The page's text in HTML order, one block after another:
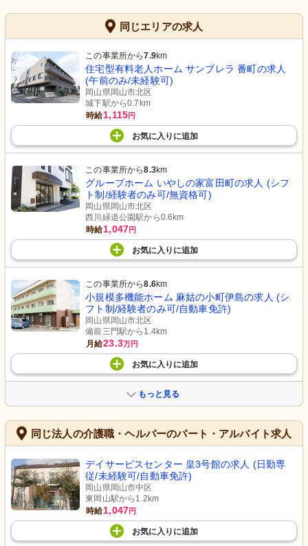
同じエリアの求人
この事業所から7.9km
住宅型有料老人ホーム サンブレラ 番町の求人
(午前のみ/未経験可)
岡山県岡山市北区
城下駅から0.7km
時給1,115円
お気に入り に追加
この事業所から8.3km
グループホーム いやしの家富田町の求人 (シフ
ト制/経験者のみ可/無資格可)
岡山県岡山市北区
西川緑道公園駅から0.6km
時給1,047円
お気に入り に追加
この事業所から8.6km
小規模多機能ホーム 麻姑の小町伊島の求人 (シ
フト制/経験者のみ可/自動車免許)
岡山県岡山市北区
備前三門駅から1.4km
月給23.3万円
お気に入り に追加
もっと見る
同じ法人の介護職・ヘルパーのパート・アルバイト求人
デイサービスセンター 皇3号館の求人 (日勤専
従/未経験可/自動車免許)
岡山県岡山市中区
東岡山駅から1.2km
時給1,047円
お気に入り に追加